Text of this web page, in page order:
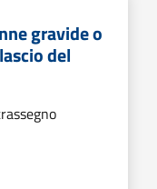
gravide o
del